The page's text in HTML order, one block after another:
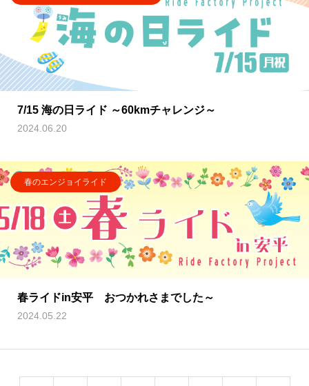
7/15 海の日ライド ～60kmチャレンジ～
2024.06.20
春のエンジョイライド
春ライドin安平 おつかれさまでした～
2024.05.22